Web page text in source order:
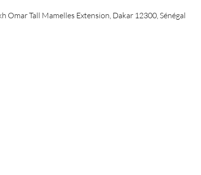
Omar Tall Mamelles Extension, Dakar 12300, Sénégal